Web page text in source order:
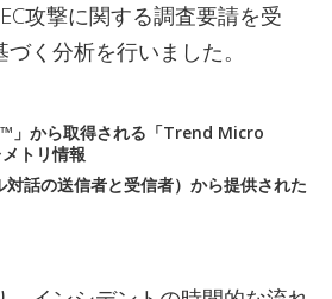
攻撃に関する調査要請を受
く分析を行いました。
」から取得される「Trend Micro
トリ情報
話の送信者と受信者）から提供された